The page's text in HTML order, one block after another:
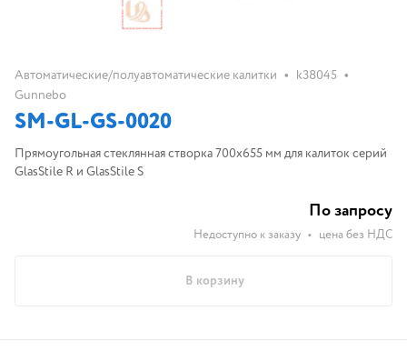
Автоматические/полуавтоматические калитки • k38045 •
Gunnebo
SM-GL-GS-0020
Прямоугольная стеклянная створка 700х655 мм для калиток серий
GlasStile R и GlasStile S
По запросу
Недоступно к заказу • цена без НДС
В корзину